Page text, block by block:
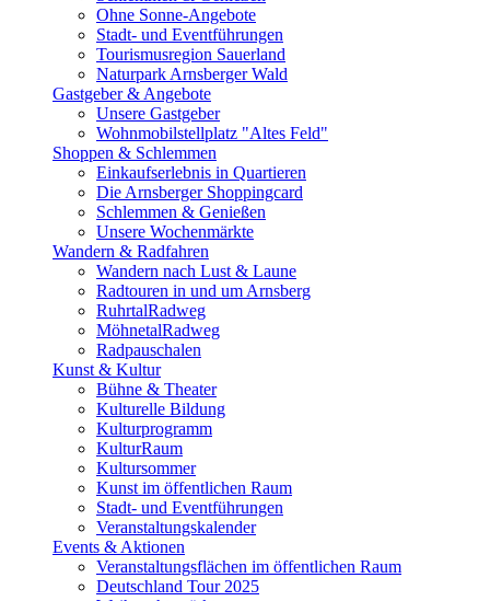
Ohne Sonne-Angebote
Stadt- und Eventführungen
Tourismusregion Sauerland
Naturpark Arnsberger Wald
Gastgeber & Angebote
Unsere Gastgeber
Wohnmobilstellplatz "Altes Feld"
Shoppen & Schlemmen
Einkaufserlebnis in Quartieren
Die Arnsberger Shoppingcard
Schlemmen & Genießen
Unsere Wochenmärkte
Wandern & Radfahren
Wandern nach Lust & Laune
Radtouren in und um Arnsberg
RuhrtalRadweg
MöhnetalRadweg
Radpauschalen
Kunst & Kultur
Bühne & Theater
Kulturelle Bildung
Kulturprogramm
KulturRaum
Kultursommer
Kunst im öffentlichen Raum
Stadt- und Eventführungen
Veranstaltungskalender
Events & Aktionen
Veranstaltungsflächen im öffentlichen Raum
Deutschland Tour 2025